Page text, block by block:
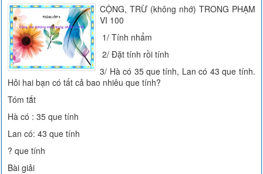
CỘNG, TRỪ (không nhớ) TRONG PHẠM
VI 100
1/ Tính nhẩm
2/ Đặt tính rồi tính
3/ Hà có 35 que tính, Lan có 43 que tính.
Hỏi hai bạn có tất cả bao nhiêu que tính?
Tóm tắt
Hà có : 35 que tính
Lan có: 43 que tính
? que tính
Bài giải